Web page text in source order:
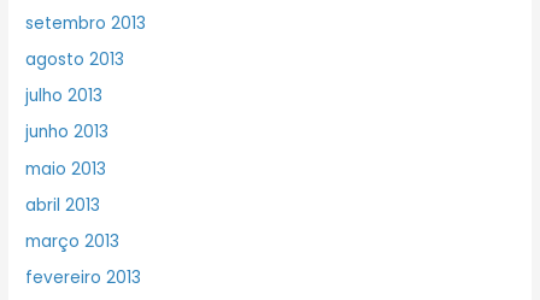
setembro 2013
agosto 2013
julho 2013
junho 2013
maio 2013
abril 2013
março 2013
fevereiro 2013